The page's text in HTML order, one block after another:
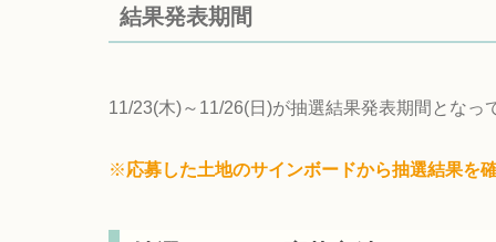
結果発表期間
11/23(木)～11/26(日)が抽選結果発表期間となっ
※応募した土地のサインボードから抽選結果を